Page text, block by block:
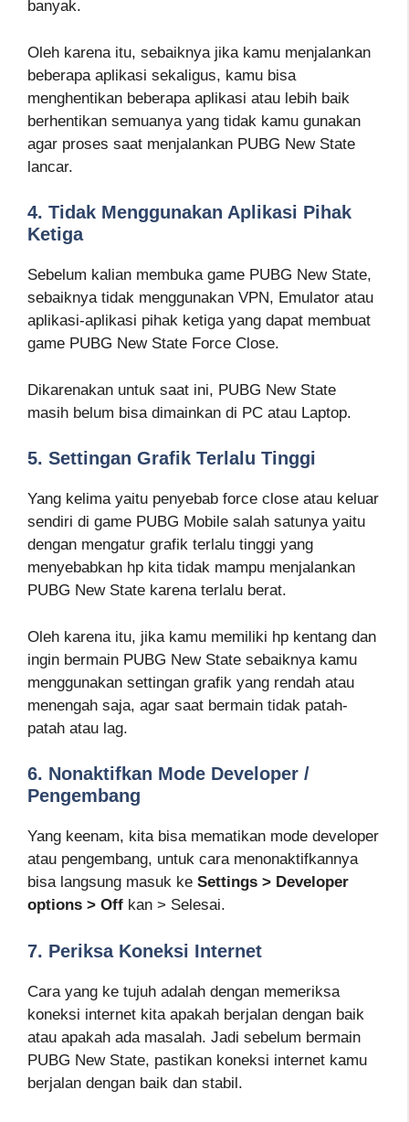
banyak.
Oleh karena itu, sebaiknya jika kamu menjalankan
beberapa aplikasi sekaligus, kamu bisa
menghentikan beberapa aplikasi atau lebih baik
berhentikan semuanya yang tidak kamu gunakan
agar proses saat menjalankan PUBG New State
lancar.
4. Tidak Menggunakan Aplikasi Pihak
Ketiga
Sebelum kalian membuka game PUBG New State,
sebaiknya tidak menggunakan VPN, Emulator atau
aplikasi-aplikasi pihak ketiga yang dapat membuat
game PUBG New State Force Close.
Dikarenakan untuk saat ini, PUBG New State
masih belum bisa dimainkan di PC atau Laptop.
5. Settingan Grafik Terlalu Tinggi
Yang kelima yaitu penyebab force close atau keluar
sendiri di game PUBG Mobile salah satunya yaitu
dengan mengatur grafik terlalu tinggi yang
menyebabkan hp kita tidak mampu menjalankan
PUBG New State karena terlalu berat.
Oleh karena itu, jika kamu memiliki hp kentang dan
ingin bermain PUBG New State sebaiknya kamu
menggunakan settingan grafik yang rendah atau
menengah saja, agar saat bermain tidak patah-
patah atau lag.
6. Nonaktifkan Mode Developer /
Pengembang
Yang keenam, kita bisa mematikan mode developer
atau pengembang, untuk cara menonaktifkannya
bisa langsung masuk ke Settings > Developer
options > Off kan > Selesai.
7. Periksa Koneksi Internet
Cara yang ke tujuh adalah dengan memeriksa
koneksi internet kita apakah berjalan dengan baik
atau apakah ada masalah. Jadi sebelum bermain
PUBG New State, pastikan koneksi internet kamu
berjalan dengan baik dan stabil.